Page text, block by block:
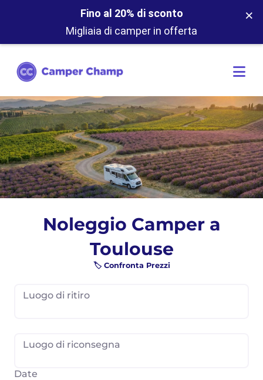
Fino al 20% di sconto
Migliaia di camper in offerta
×
Noleggio Camper a
Toulouse
🏷️ Confronta Prezzi
Luogo di ritiro
Luogo di riconsegna
Date